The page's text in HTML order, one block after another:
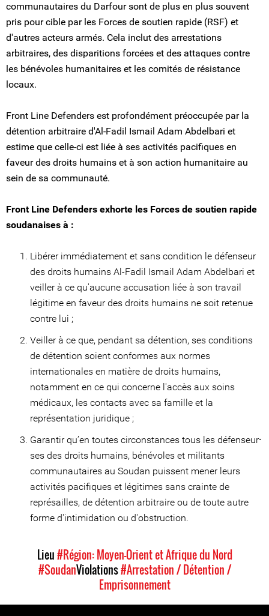
communautaires du Darfour sont de plus en plus souvent
pris pour cible par les Forces de soutien rapide (RSF) et
d'autres acteurs armés. Cela inclut des arrestations
arbitraires, des disparitions forcées et des attaques contre
les bénévoles humanitaires et les comités de résistance
locaux.
Front Line Defenders est profondément préoccupée par la
détention arbitraire d'Al-Fadil Ismail Adam Abdelbari et
estime que celle-ci est liée à ses activités pacifiques en
faveur des droits humains et à son action humanitaire au
sein de sa communauté.
Front Line Defenders exhorte les Forces de soutien rapide
soudanaises à :
Libérer immédiatement et sans condition le défenseur
des droits humains Al-Fadil Ismail Adam Abdelbari et
veiller à ce qu'aucune accusation liée à son travail
légitime en faveur des droits humains ne soit retenue
contre lui ;
Veiller à ce que, pendant sa détention, ses conditions
de détention soient conformes aux normes
internationales en matière de droits humains,
notamment en ce qui concerne l'accès aux soins
médicaux, les contacts avec sa famille et la
représentation juridique ;
Garantir qu’en toutes circonstances tous les défenseur⸱
ses des droits humains, bénévoles et militants
communautaires au Soudan puissent mener leurs
activités pacifiques et légitimes sans crainte de
représailles, de détention arbitraire ou de toute autre
forme d'intimidation ou d'obstruction.
Lieu#Région: Moyen-Orient et Afrique du Nord
#SoudanViolations#Arrestation / Détention /
Emprisonnement